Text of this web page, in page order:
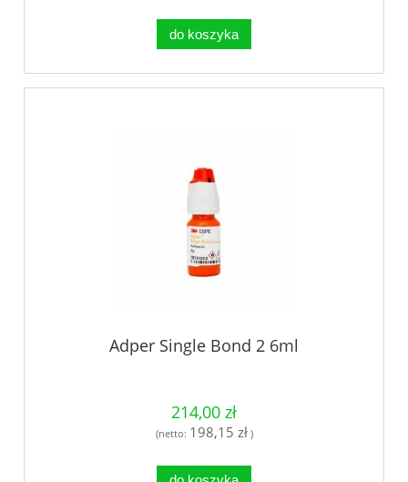
do koszyka
Adper Single Bond 2 6ml
214,00 zł
(netto: 198,15 zł)